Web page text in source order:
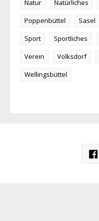
Natur
Natürliches
Poppenbüttel
Sasel
Sport
Sportliches
Verein
Volksdorf
Wellingsbüttel